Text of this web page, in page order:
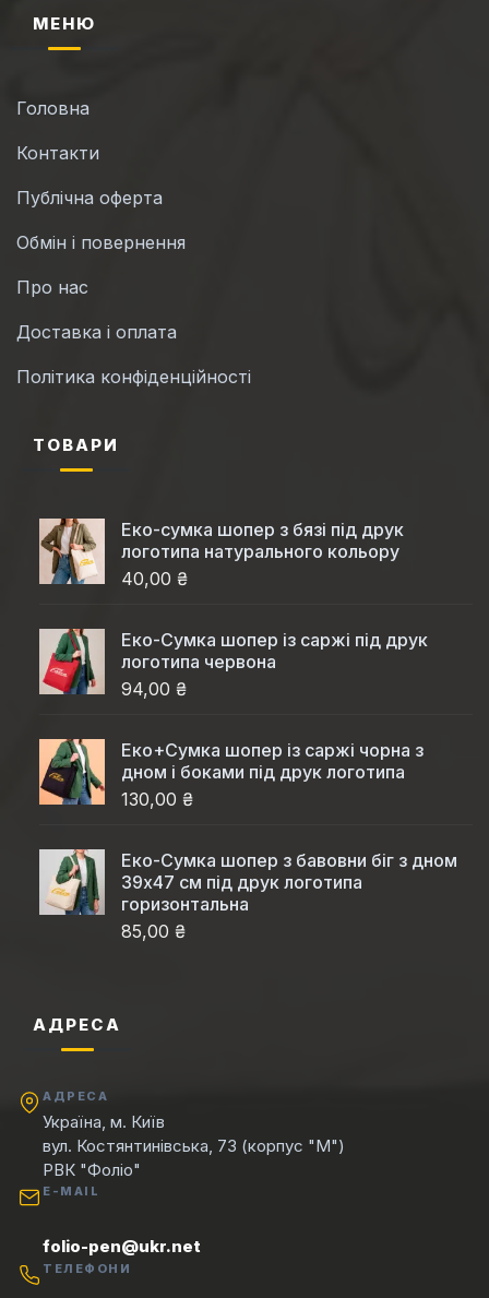
МЕНЮ
Головна
Контакти
Публічна оферта
Обмін і повернення
Про нас
Доставка і оплата
Політика конфіденційності
ТОВАРИ
Еко-сумка шопер з бязі під друк
логотипа натурального кольору
40,00 ₴
Еко-Cумка шопер із саржі під друк
логотипа червона
94,00 ₴
Еко+Сумка шопер із саржі чорна з
дном і боками під друк логотипа
130,00 ₴
Еко-Сумка шопер з бавовни біг з дном
39x47 см під друк логотипа
горизонтальна
85,00 ₴
АДРЕСА
АДРЕСА
Україна, м. Київ
вул. Костянтинівська, 73 (корпус "М")
РВК "Фоліо"
E-MAIL
folio-pen@ukr.net
ТЕЛЕФОНИ